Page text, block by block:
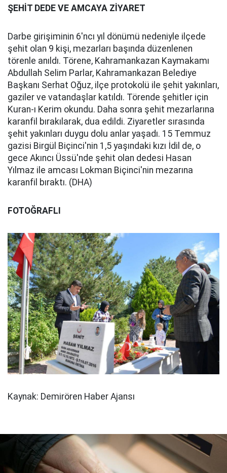
ŞEHİT DEDE VE AMCAYA ZİYARET
Darbe girişiminin 6'ncı yıl dönümü nedeniyle ilçede
şehit olan 9 kişi, mezarları başında düzenlenen
törenle anıldı. Törene, Kahramankazan Kaymakamı
Abdullah Selim Parlar, Kahramankazan Belediye
Başkanı Serhat Oğuz, ilçe protokolü ile şehit yakınları,
gaziler ve vatandaşlar katıldı. Törende şehitler için
Kuran-ı Kerim okundu. Daha sonra şehit mezarlarına
karanfil bırakılarak, dua edildi. Ziyaretler sırasında
şehit yakınları duygu dolu anlar yaşadı. 15 Temmuz
gazisi Birgül Biçinci'nin 1,5 yaşındaki kızı İdil de, o
gece Akıncı Üssü'nde şehit olan dedesi Hasan
Yılmaz ile amcası Lokman Biçinci'nin mezarına
karanfil bıraktı. (DHA)
FOTOĞRAFLI
Kaynak: Demirören Haber Ajansı